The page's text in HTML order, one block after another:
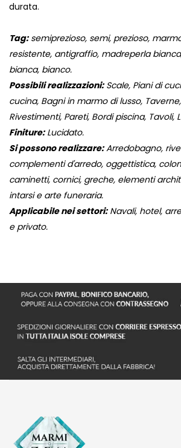
durata.
Tag:semiprezioso, semi, prezioso,
resistente, antigraffio, madreperla
bianca, bianco.
Possibili realizzazioni:Scale, Piani di
cucina, Bagni in marmo di lusso,
Rivestimenti, Pareti, Bordi piscina, Tavoli,
Finiture:Lucidato.
Si possono realizzare:Arredobagno,
complementi d'arredo, oggettistica,
caminetti, cornici, greche, elementi
intarsi e arte funeraria.
Applicabile nei settori:Navali, hotel,
e privato.